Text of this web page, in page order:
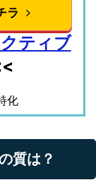
ラ
ティブ
化
質は？